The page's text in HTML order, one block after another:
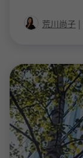
荒川尚子 |